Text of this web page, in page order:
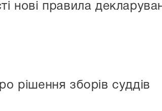
нові правила
рішення зборів суддів